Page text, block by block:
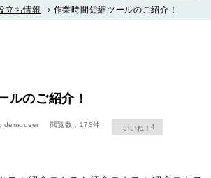
立ち情報 › 作業時間短縮ツールのご紹介！
ルのご紹介！
demouser 閲覧数 : 173件 4